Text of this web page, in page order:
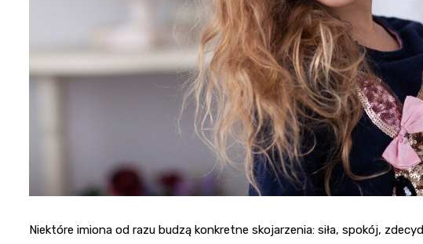
Niektóre imiona od razu budzą konkretne skojarzenia: siła, spokój,